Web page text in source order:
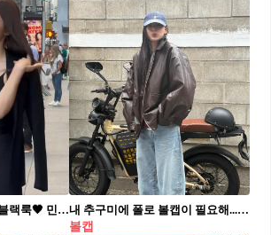
크리스탈의 클래식 올블랙룩🖤 민소매 + 슬랙스 조합하고, 어깨에 자켓 걸쳐서 포인트🤵🏻‍♀️🩶
내 추구미에 폴로 볼캡이 필요해...🧢 미니멀부터 페미닌까지 다 되는 💙👍🏻 폴로 볼캡 역시 근본이야
볼캡